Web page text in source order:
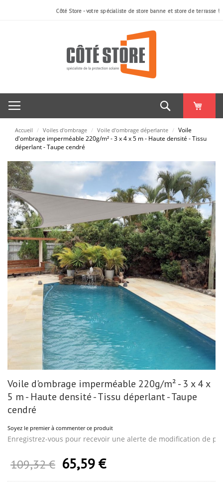
Côté Store - votre spécialiste de store banne et store de terrasse !
Rechercher
Accueil / Voiles d'ombrage / Voile d'ombrage déperlante / Voile
d'ombrage imperméable 220g/m² - 3 x 4 x 5 m - Haute densité - Tissu
déperlant - Taupe cendré
Voile d'ombrage imperméable 220g/m² - 3 x 4 x
5 m - Haute densité - Tissu déperlant - Taupe
cendré
Soyez le premier à commenter ce produit
Enregistrez-vous pour recevoir une alerte de modification de
109,32 € Prix Spécial
65,59 €
Skip
to
the
end
of
the
images
gallery
to
beginning
of
the
images
gallery
AU
AU
AU
AU
AU
AU